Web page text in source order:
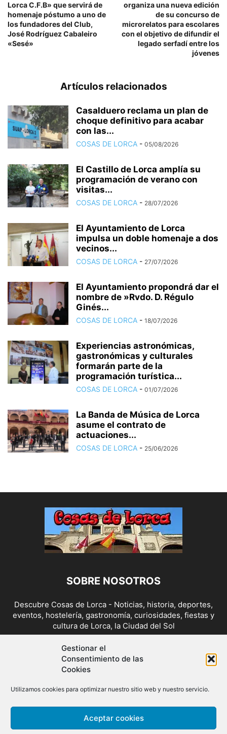
Gestionar el
Consentimiento de las
Cookies
Utilizamos cookies para optimizar nuestro sitio web y nuestro servicio.
Aceptar cookies
Lorca C.F.B» que servirá de
homenaje póstumo a uno de
los fundadores del Club,
José Rodríguez Cabaleiro
«Sesé»
organiza una nueva edición
de su concurso de
microrelatos para escolares
con el objetivo de difundir el
legado serfadí entre los
jóvenes
Artículos relacionados
Casalduero reclama un plan de
choque definitivo para acabar
con las...
COSAS DE LORCA - 05/08/2026
El Castillo de Lorca amplía su
programación de verano con
visitas...
COSAS DE LORCA - 28/07/2026
El Ayuntamiento de Lorca
impulsa un doble homenaje a dos
vecinos...
COSAS DE LORCA - 27/07/2026
El Ayuntamiento propondrá dar el
nombre de »Rvdo. D. Régulo
Ginés...
COSAS DE LORCA - 18/07/2026
Experiencias astronómicas,
gastronómicas y culturales
formarán parte de la
programación turística...
COSAS DE LORCA - 01/07/2026
La Banda de Música de Lorca
asume el contrato de
actuaciones...
COSAS DE LORCA - 25/06/2026
SOBRE NOSOTROS
Descubre Cosas de Lorca - Noticias, historia, deportes,
eventos, hostelería, gastronomía, curiosidades, fiestas y
cultura de Lorca, la Ciudad del Sol
Contáctanos:cosasdelorca@gmail.com
SÍGUENOS